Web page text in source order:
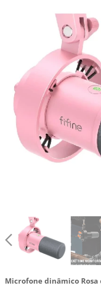
Microfone dinâmico Rosa